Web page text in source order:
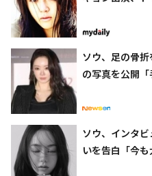
ソウ、足の骨
の写真を公開「
ソウ、インタ
いを告白「今